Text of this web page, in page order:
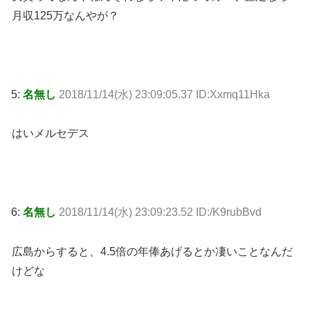
月収125万なんやが？
5: 名無し 2018/11/14(水) 23:09:05.37 ID:Xxmq11Hka
はいメルセデス
6: 名無し 2018/11/14(水) 23:09:23.52 ID:/K9rubBvd
広島からすると、4.5倍の年俸あげるとか凄いことなんだ
けどな